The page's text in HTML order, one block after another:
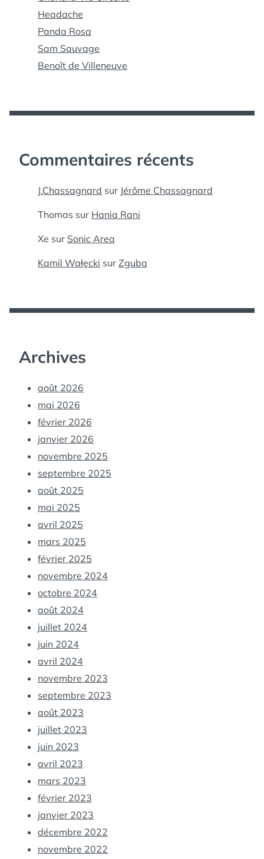
Headache
Panda Rosa
Sam Sauvage
Benoît de Villeneuve
Commentaires récents
J.Chassagnard sur Jérôme Chassagnard
Thomas sur Hania Rani
Xe sur Sonic Area
Kamil Wałęcki sur Zguba
Archives
août 2026
mai 2026
février 2026
janvier 2026
novembre 2025
septembre 2025
août 2025
mai 2025
avril 2025
mars 2025
février 2025
novembre 2024
octobre 2024
août 2024
juillet 2024
juin 2024
avril 2024
novembre 2023
septembre 2023
août 2023
juillet 2023
juin 2023
avril 2023
mars 2023
février 2023
janvier 2023
décembre 2022
novembre 2022